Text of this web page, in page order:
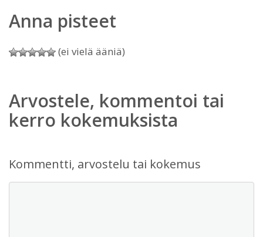
Anna pisteet
(ei vielä ääniä)
Arvostele, kommentoi tai
kerro kokemuksista
Kommentti, arvostelu tai kokemus